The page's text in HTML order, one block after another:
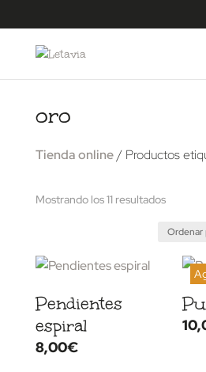
oro
Tienda online/ Productos
Mostrando los 11 resultados
Pendientes
espiral
8,00€